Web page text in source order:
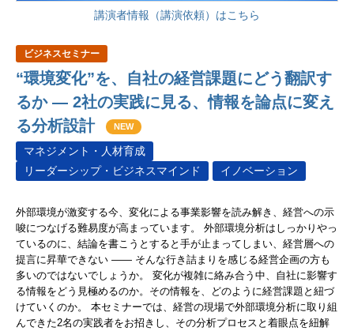
講演者情報（講演依頼）はこちら
ビジネスセミナー
“環境変化”を、自社の経営課題にどう翻訳す
るか ― 2社の実践に見る、情報を論点に変え
る分析設計
NEW
マネジメント・人材育成
リーダーシップ・ビジネスマインド
イノベーション
外部環境が激変する今、変化による事業影響を読み解き、経営への示
唆につなげる難易度が高まっています。 外部環境分析はしっかりやっ
ているのに、結論を書こうとすると手が止まってしまい、経営層への
提言に昇華できない ―― そんな行き詰まりを感じる経営企画の方も
多いのではないでしょうか。 変化が複雑に絡み合う中、自社に影響す
る情報をどう見極めるのか。その情報を、どのように経営課題と紐づ
けていくのか。 本セミナーでは、経営の現場で外部環境分析に取り組
んできた2名の実践者をお招きし、その分析プロセスと着眼点を紐解